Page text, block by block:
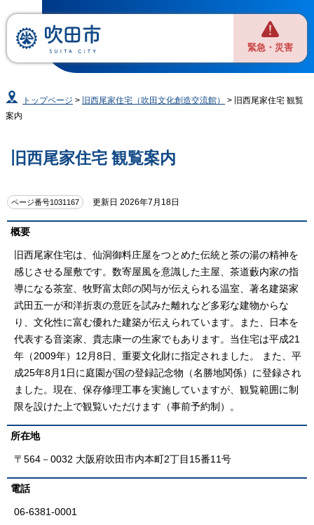
緊急・災害
トップページ > 旧西尾家住宅（吹田文化創造交流館）
> 旧西尾家住宅 観覧
案内
旧西尾家住宅 観覧案内
ページ番号1031167 更新日 2026年7月18日
概要
旧西尾家住宅は、仙洞御料庄屋をつとめた伝統と茶の湯の精神を
感じさせる屋敷です。数寄屋風を意識した主屋、茶道藪内家の指
導になる茶室、牧野富太郎の関与が伝えられる温室、著名建築家
武田五一が和洋折衷の意匠を試みた離れなど多彩な建物からな
り、文化性に富む優れた建築が伝えられています。また、日本を
代表する音楽家、貴志康一の生家でもあります。当住宅は平成21
年（2009年）12月8日、重要文化財に指定されました。 また、平
成25年8月1日に庭園が国の登録記念物（名勝地関係）に登録され
ました。現在、保存修理工事を実施していますが、観覧範囲に制
限を設けた上で観覧いただけます（事前予約制）。
所在地
〒564－0032 大阪府吹田市内本町2丁目15番11号
電話
06-6381-0001